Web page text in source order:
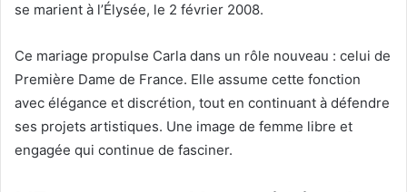
se marient à l’Élysée, le 2 février 2008.
Ce mariage propulse Carla dans un rôle nouveau : celui de
Première Dame de France. Elle assume cette fonction
avec élégance et discrétion, tout en continuant à défendre
ses projets artistiques. Une image de femme libre et
engagée qui continue de fasciner.